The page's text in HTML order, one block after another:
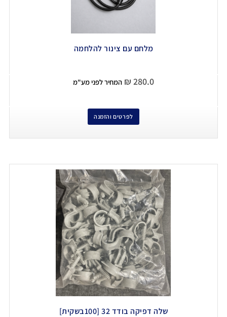
מלחם עם צינור להלחמה
₪ 280.0 המחיר לפני מע"מ
לפרטים והזמנה
שלה דפיקה בודד 32 [100בשקית]